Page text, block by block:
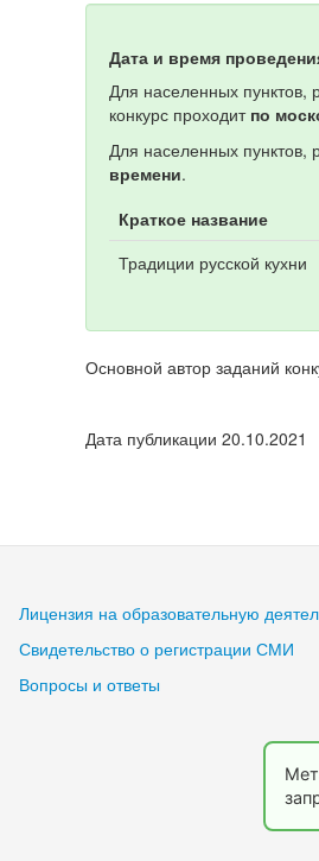
Дата и время
Для населенных пунктов,
конкурс проходит по
Для населенных пунктов,
времени.
Краткое название
Традиции русской кухни
Основной автор заданий
Дата публикации 20.10.2021
Лицензия на образовательную
Свидетельство о регистрации СМИ
Вопросы и ответы